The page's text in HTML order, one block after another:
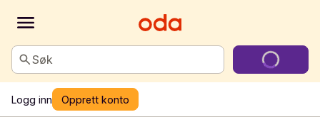
Søk
Logg inn Opprett konto